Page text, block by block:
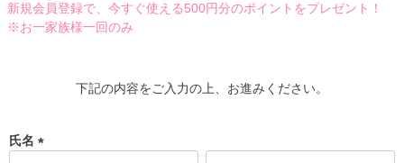
新規会員登録で、今すぐ使える500円分のポイントをプレゼント！
※お一家族様一回のみ
下記の内容をご入力の上、お進みください。
氏名